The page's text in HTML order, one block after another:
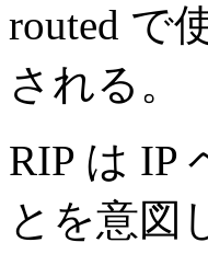
routed で
される。
RIP は IP
とを意図